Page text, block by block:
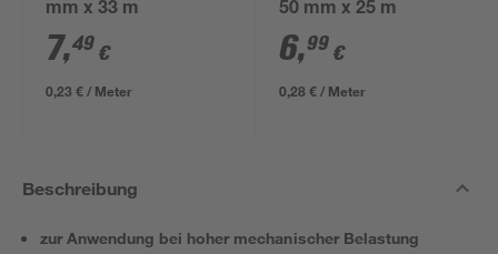
mm x 33 m
7,49 €
0,23 € / Meter
50 mm x 25 m
6,99 €
0,28 € / Meter
Beschreibung
zur Anwendung bei hoher mechanischer Belastung